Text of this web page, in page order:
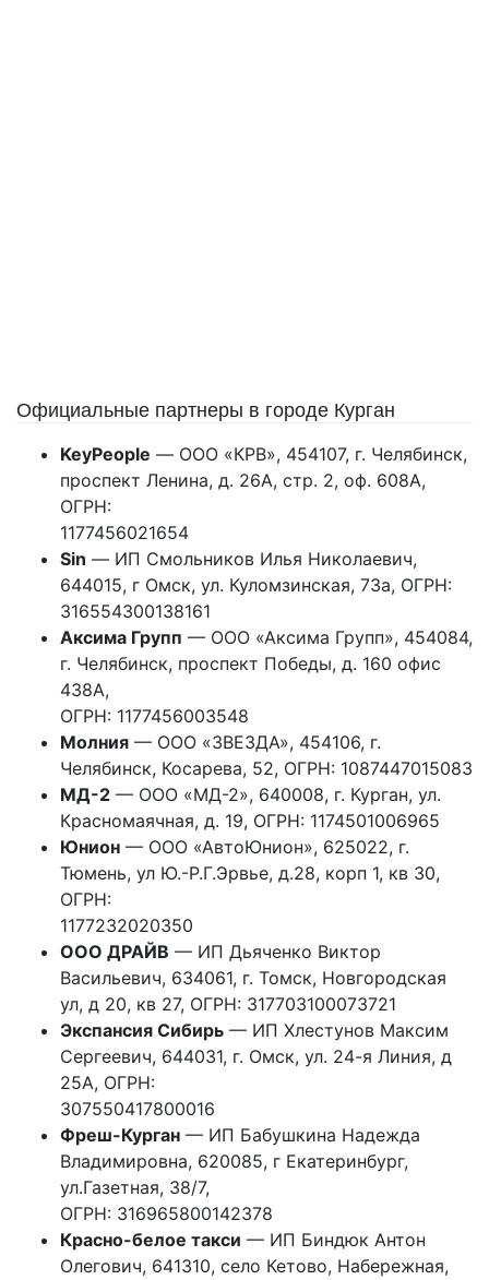
Официальные партнеры в городе Курган
KeyPeople — ООО «КРВ», 454107, г. Челябинск,
проспект Ленина, д. 26А, стр. 2, оф. 608А,
ОГРН:
1177456021654
Sin — ИП Смольников Илья Николаевич,
644015, г Омск, ул. Куломзинская, 73а, ОГРН:
316554300138161
Аксима Групп — ООО «Аксима Групп», 454084,
г. Челябинск, проспект Победы, д. 160 офис
438А,
ОГРН: 1177456003548
Молния — ООО «ЗВЕЗДА», 454106, г.
Челябинск, Косарева, 52, ОГРН: 1087447015083
МД-2 — ООО «МД-2», 640008, г. Курган, ул.
Красномаячная, д. 19, ОГРН: 1174501006965
Юнион — ООО «АвтоЮнион», 625022, г.
Тюмень, ул Ю.-Р.Г.Эрвье, д.28, корп 1, кв 30,
ОГРН:
1177232020350
ООО ДРАЙВ — ИП Дьяченко Виктор
Васильевич, 634061, г. Томск, Новгородская
ул, д 20, кв 27, ОГРН: 317703100073721
Экспансия Сибирь — ИП Хлестунов Максим
Сергеевич, 644031, г. Омск, ул. 24-я Линия, д
25А, ОГРН:
307550417800016
Фреш-Курган — ИП Бабушкина Надежда
Владимировна, 620085, г Екатеринбург,
ул.Газетная, 38/7,
ОГРН: 316965800142378
Красно-белое такси — ИП Биндюк Антон
Олегович, 641310, село Кетово, Набережная,